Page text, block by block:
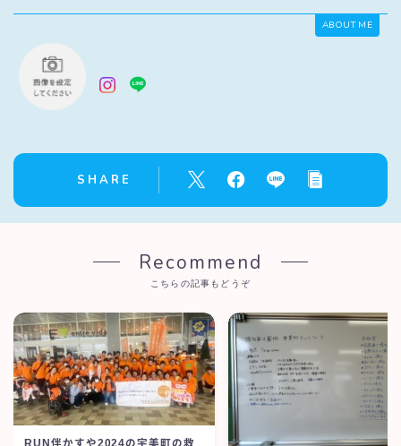
ABOUT ME
SHARE
Recommend
こちらの記事もどうぞ
RUN伴かすや2024の宇美町の救